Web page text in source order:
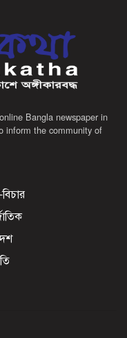
Bangla newspaper in
inform the community of